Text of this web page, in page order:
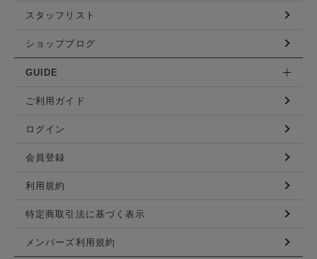
スタッフリスト
ショップブログ
GUIDE
ご利用ガイド
ログイン
会員登録
利用規約
特定商取引法に基づく表示
メンバーズ利用規約